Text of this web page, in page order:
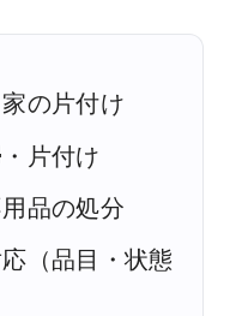
の片付け
片付け
品の処分
（品目・状態